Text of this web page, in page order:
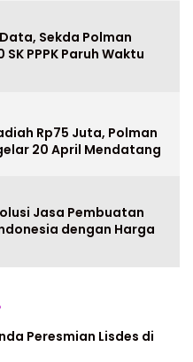
Sekda Polman
PPPK Paruh Waktu
Rp75 Juta, Polman
20 April Mendatang
Jasa Pembuatan
dengan Harga
Peresmian Lisdes di